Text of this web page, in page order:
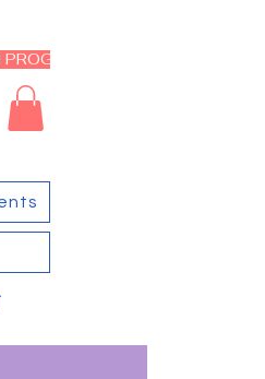
- CLOSED RE-OPEN